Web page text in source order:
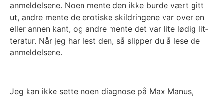
anmel­del­se­ne. Noen men­te den ikke bur­de vært gitt
ut, and­re men­te de ero­tis­ke skild­rin­ge­ne var over en
eller annen kant, og and­re men­te det var lite lødig lit­
te­ra­tur. Når jeg har lest den, så slip­per du å lese de
anmel­del­se­ne.
Jeg kan ikke set­te noen dia­gno­se på Max Manus,